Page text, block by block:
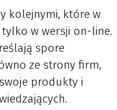
kolejnymi, które w
w wersji on-line.
spore
ze strony firm,
produkty i